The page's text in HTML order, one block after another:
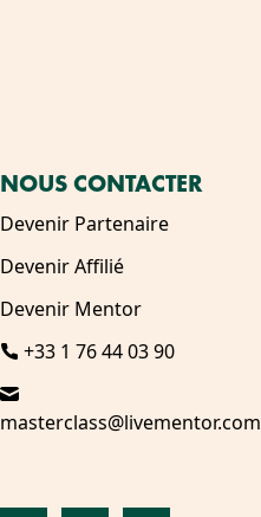
NOUS CONTACTER
Devenir Partenaire
Devenir Affilié
Devenir Mentor
+33 1 76 44 03 90
masterclass@livementor.com